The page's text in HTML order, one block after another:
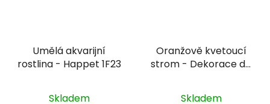
Umělá akvarijní
rostlina - Happet 1F23
Skladem
Oranžově kvetoucí
strom - Dekorace do
Skladem